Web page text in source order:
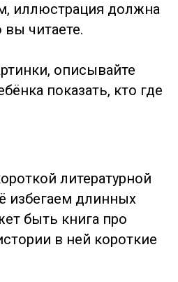
иллюстрация должна
читаете.
описывайте
показать, кто где
литературной
избегаем длинных
быть книга про
в ней короткие